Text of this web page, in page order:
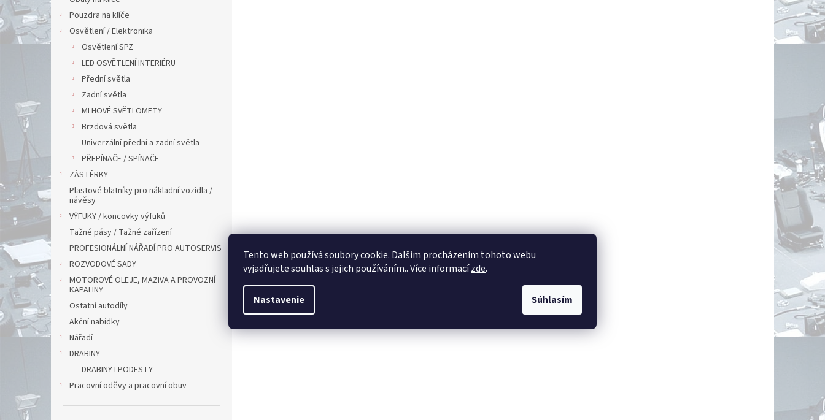
Tento web používá soubory cookie. Dalším procházením tohoto webu
vyjadřujete souhlas s jejich používáním.. Více informacízde.
Nastavenie Súhlasím
Pouzdra na klíče
Osvětlení / Elektronika
Osvětlení SPZ
LED OSVĚTLENÍ INTERIÉRU
Přední světla
Zadní světla
MLHOVÉ SVĚTLOMETY
Brzdová světla
Univerzální přední a zadní světla
PŘEPÍNAČE / SPÍNAČE
ZÁSTĚRKY
Plastové blatníky pro nákladní vozidla /
návěsy
VÝFUKY / koncovky výfuků
Tažné pásy / Tažné zařízení
PROFESIONÁLNÍ NÁŘADÍ PRO AUTOSERVIS
ROZVODOVÉ SADY
MOTOROVÉ OLEJE, MAZIVA A PROVOZNÍ
KAPALINY
Ostatní autodíly
Akční nabídky
Nářadí
DRABINY
DRABINY I PODESTY
Pracovní oděvy a pracovní obuv